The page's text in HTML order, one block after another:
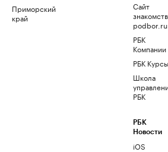
Приморский
край
Сайт
знакомств
podbor.ru
РБК
Компании
РБК Курсы
Школа
РБК
РБК
Новости
iOS